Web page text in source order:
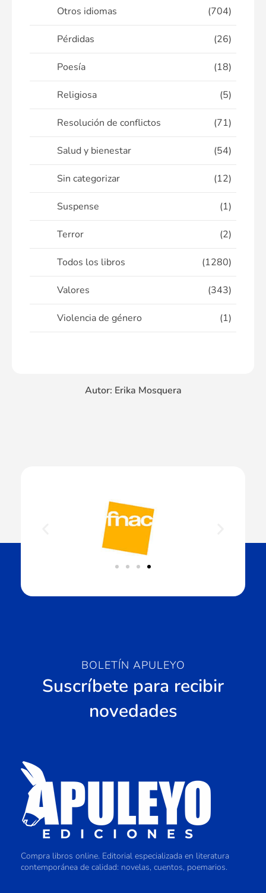
Otros idiomas (704)
Pérdidas (26)
Poesía (18)
Religiosa (5)
Resolución de conflictos (71)
Salud y bienestar (54)
Sin categorizar (12)
Suspense (1)
Terror (2)
Todos los libros (1280)
Valores (343)
Violencia de género (1)
Autor: Erika Mosquera
BOLETÍN APULEYO
Suscríbete para recibir
novedades
Compra libros online. Editorial especializada en literatura
contemporánea de calidad: novelas, cuentos, poemarios.